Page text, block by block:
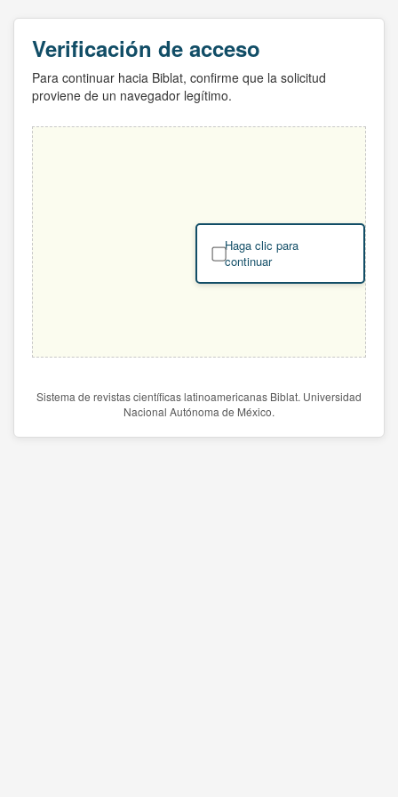
Verificación de acceso
Para continuar hacia Biblat, confirme que la solicitud
proviene de un navegador legítimo.
Haga clic para
continuar
Sistema de revistas científicas latinoamericanas Biblat. Universidad
Nacional Autónoma de México.